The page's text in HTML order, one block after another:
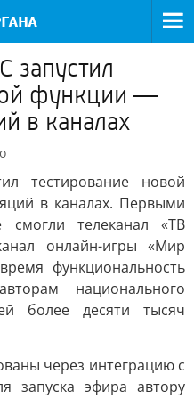
функции —
в каналах
тестирование новой
в каналах. Первыми
смогли телеканал «ТВ
онлайн-игры «Мир
функциональность
национального
более десяти тысяч
через интеграцию с
запуска эфира автору